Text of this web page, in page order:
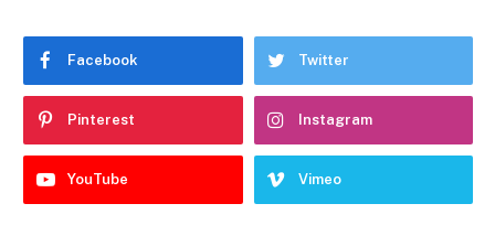
Facebook Twitter
Pinterest Instagram
YouTube Vimeo